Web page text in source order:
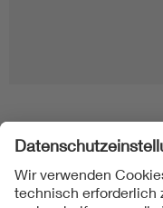
Folgen Sie uns